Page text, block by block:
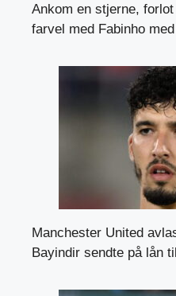
Ankom en stjerne,
farvel med Fabinho
Manchester United
Bayindir sendte på lån